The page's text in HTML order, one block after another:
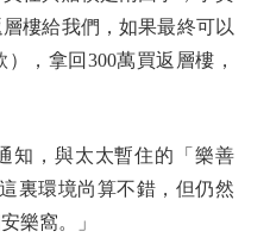
樓給我們，如果最終可以
，拿回300萬買返層樓，
，與太太暫住的「樂善
裏環境尚算不錯，但仍然
樂窩。」